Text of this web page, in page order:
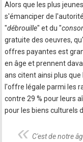
Alors que les plus
s'émanciper de
"débrouille" et du "
gratuite des oeuvres,
offres payantes est
en âge et prennent
ans citent ainsi plus
l'offre légale parmi les
contre 29 % pour leurs
pour les biens culturels
C'est de notre